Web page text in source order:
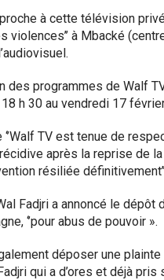
à cette télévision
violences’’ à Mbacké
des programmes de Walf
h 30 au vendredi 17 février
‘’Walf TV est tenue de
récidive après la reprise de
résiliée
Fadjri a annoncé le dépôt
‘’pour abus de pouvoir ».
déposer une plainte
qui a d’ores et déjà